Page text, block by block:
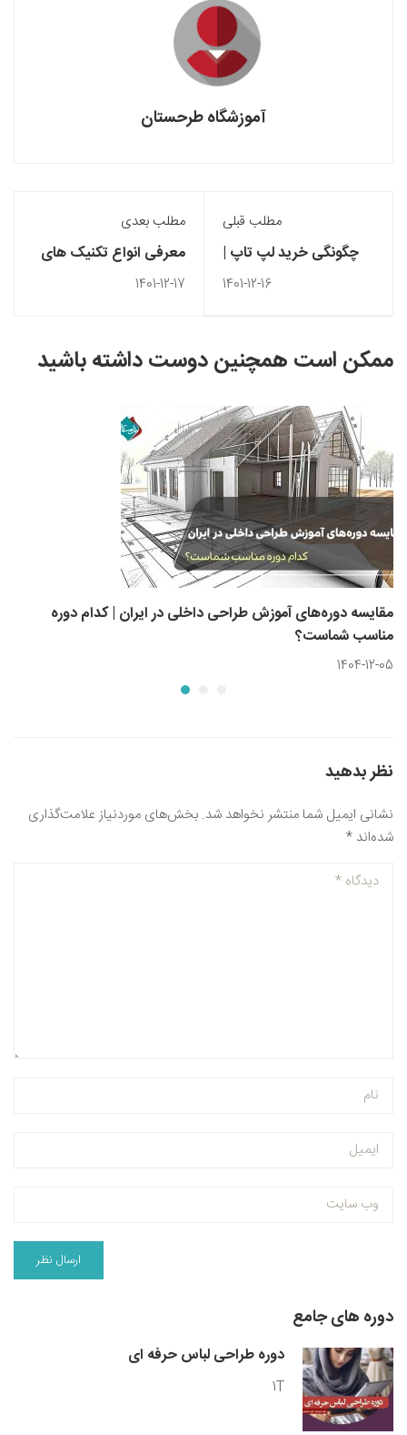
آموزشگاه طرحستان
مطلب قبلی
چگونگی خرید لپ تاپ |
بهترین سایت های خرید
1401-12-16
مطلب بعدی
معرفی انواع تکنیک های
انیمیشن
1401-12-17
ممکن است همچنین دوست داشته باشید
مقایسه دوره‌های آموزش طراحی داخلی در ایران | کدام دوره
مناسب شماست؟
1404-12-05
نظر بدهید
نشانی ایمیل شما منتشر نخواهد شد. بخش‌های موردنیاز علامت‌گذاری
شده‌اند *
دوره های جامع
دوره طراحی لباس حرفه ای
1T